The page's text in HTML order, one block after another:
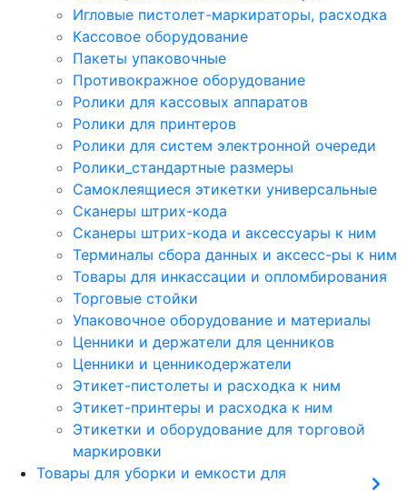
Игловые пистолет-маркираторы, расходка
Кассовое оборудование
Пакеты упаковочные
Противокражное оборудование
Ролики для кассовых аппаратов
Ролики для принтеров
Ролики для систем электронной очереди
Ролики_стандартные размеры
Самоклеящиеся этикетки универсальные
Сканеры штрих-кода
Сканеры штрих-кода и аксессуары к ним
Терминалы сбора данных и аксесс-ры к ним
Товары для инкассации и опломбирования
Торговые стойки
Упаковочное оборудование и материалы
Ценники и держатели для ценников
Ценники и ценникодержатели
Этикет-пистолеты и расходка к ним
Этикет-принтеры и расходка к ним
Этикетки и оборудование для торговой
маркировки
Товары для уборки и емкости для